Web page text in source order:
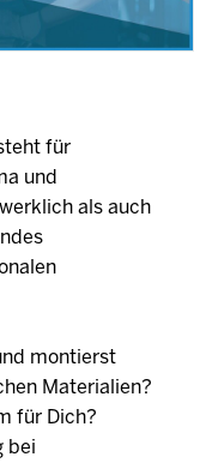
für
und
als auch
montierst
Materialien?
für Dich?
bei